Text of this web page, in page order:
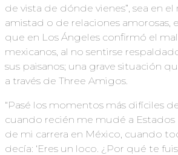
de vista de dónde vienes”, sea en
amistad o de relaciones amorosas,
que en Los Ángeles confirmó el
mexicanos, al no sentirse
sus paisanos; una grave situación
a través de Three Amigos.
“Pasé los momentos más difíciles
cuando recién me mudé a Estados
de mi carrera en México, cuando
decía: ‘Eres un loco. ¿Por qué te